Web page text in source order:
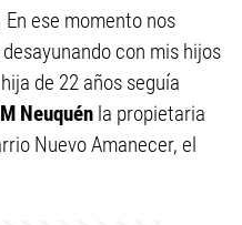
ese momento nos
con mis hijos
de 22 años seguía
Neuquén la propietaria
Nuevo Amanecer, el